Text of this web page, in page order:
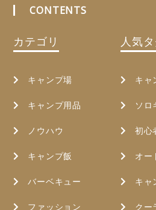
CONTENTS
カテゴリ
キャンプ場
キャンプ用品
ノウハウ
キャンプ飯
バーベキュー
ファッション
人気
キャ
ソロ
初心
オー
キャ
クー